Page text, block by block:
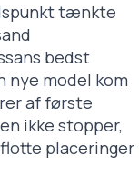
tænkte
bedst
nye model kom
af første
ikke stopper,
placeringer